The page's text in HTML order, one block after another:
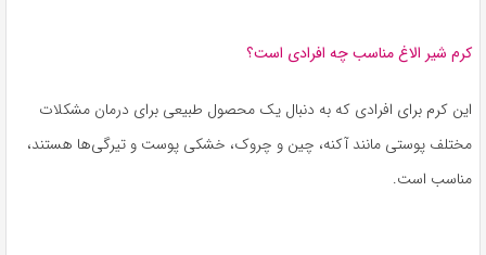
کرم شیر الاغ مناسب چه افرادی است؟
این کرم برای افرادی که به دنبال یک محصول طبیعی برای درمان مشکلات
مختلف پوستی مانند آکنه، چین و چروک، خشکی پوست و تیرگی‌ها هستند،
مناسب است.